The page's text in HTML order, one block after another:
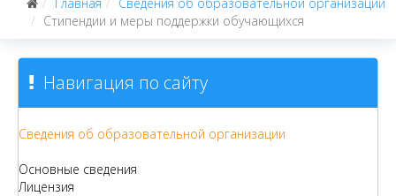
Стипендии и меры поддержки обучающихся
Навигация по сайту
Сведения об образовательной организации
Основные сведения
Лицензия